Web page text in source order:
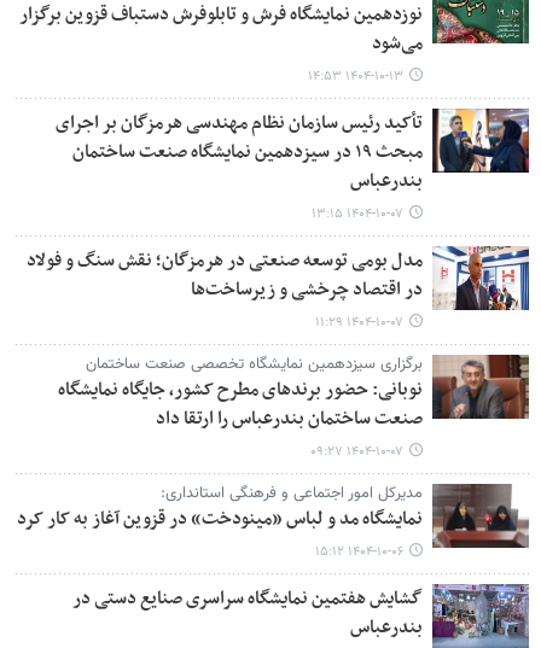
نوزدهمین نمایشگاه فرش و تابلوفرش دستباف قزوین برگزار
می‌شود
۱۴۰۴-۱۰-۱۳ ۱۴:۵۳
تأکید رئیس سازمان نظام مهندسی هرمزگان بر اجرای
مبحث ۱۹ در سیزدهمین نمایشگاه صنعت ساختمان
بندرعباس
۱۴۰۴-۱۰-۰۷ ۱۳:۱۵
مدل بومی توسعه صنعتی در هرمزگان؛ نقش سنگ و فولاد
در اقتصاد چرخشی و زیرساخت‌ها
۱۴۰۴-۱۰-۰۷ ۱۱:۲۹
برگزاری سیزدهمین نمایشگاه تخصصی صنعت ساختمان
نوبانی: حضور برندهای مطرح کشور، جایگاه نمایشگاه
صنعت ساختمان بندرعباس را ارتقا داد
۱۴۰۴-۱۰-۰۷ ۰۹:۲۷
مدیرکل امور اجتماعی و فرهنگی استانداری:
نمایشگاه مد و لباس «مینودخت» در قزوین آغاز به کار کرد
۱۴۰۴-۱۰-۰۶ ۱۵:۱۲
گشایش هفتمین نمایشگاه سراسری صنایع دستی در
بندرعباس